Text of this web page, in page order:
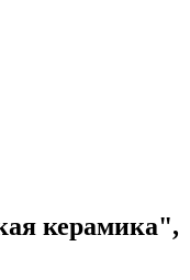
керамика",